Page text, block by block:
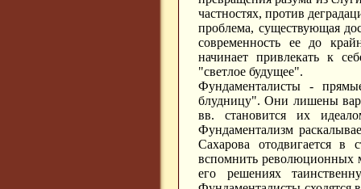
частностях, против
проблема, существующая
современность ее до
начинает привлекать к
"светлое будущее".
Фундаменталисты -
блудницу". Они лишены
вв. становится их
Фундаментализм
Сахарова отодвигается в
вспомнить революционных
его решениях